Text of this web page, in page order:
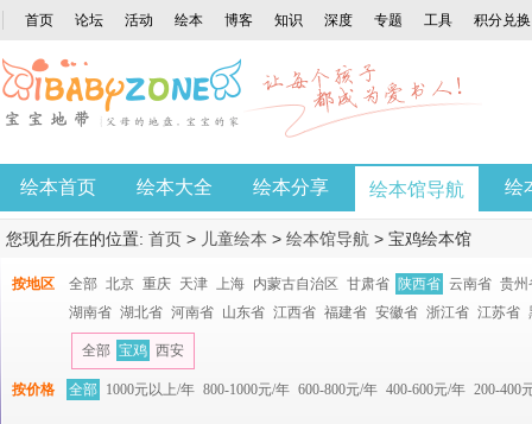
首页 论坛 活动 绘本 博客 知识 深度 专题 工具 积分兑换
绘本首页 绘本大全 绘本分享 绘本馆导航 绘
您现在所在的位置: 首页 > 儿童绘本 > 绘本馆导航 > 宝鸡绘本馆
按地区 全部 北京 重庆 天津 上海 内蒙古自治区 甘肃省 陕西省 云南省 贵州
湖南省 湖北省 河南省 山东省 江西省 福建省 安徽省 浙江省 江苏省
全部 宝鸡 西安
按价格 全部 1000元以上/年 800-1000元/年 600-800元/年 400-600元/年 200-400